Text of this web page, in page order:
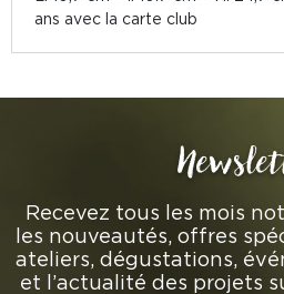
ans avec la carte club
Recevez tous les mois
les nouveautés, offres
ateliers, dégustations,
et l’actualité des projets